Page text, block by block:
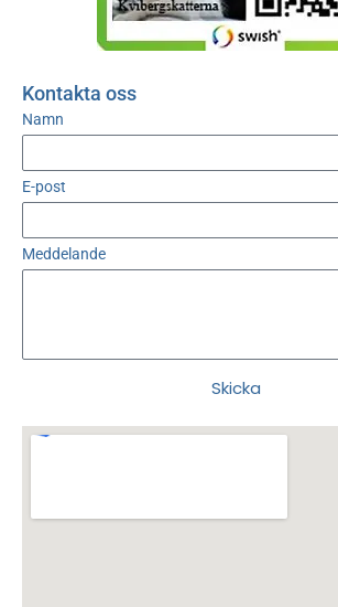
Kontakta oss
Namn
E-post
Meddelande
Skicka